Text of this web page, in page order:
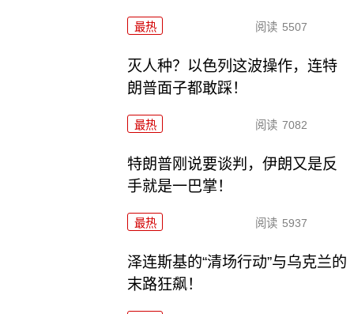
最热 阅读 5507
灭人种？以色列这波操作，连特
朗普面子都敢踩！
最热 阅读 7082
特朗普刚说要谈判，伊朗又是反
手就是一巴掌！
最热 阅读 5937
泽连斯基的“清场行动”与乌克兰的
末路狂飙！